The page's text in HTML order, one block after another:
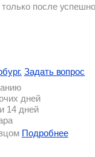
после
Задать вопрос
дней
14 дней
Подробнее